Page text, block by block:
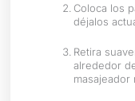
Coloca los
déjalos
Retira
alrededor
masajeador